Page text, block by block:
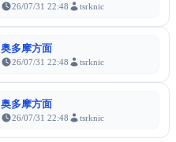
26/07/31 22:48 tsrknic
奥多摩方面
26/07/31 22:48 tsrknic
奥多摩方面
26/07/31 22:48 tsrknic